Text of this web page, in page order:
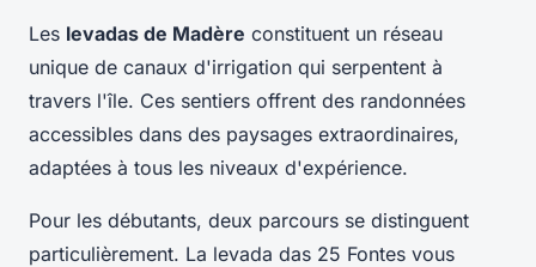
Les levadas de Madère constituent un réseau
unique de canaux d'irrigation qui serpentent à
travers l'île. Ces sentiers offrent des randonnées
accessibles dans des paysages extraordinaires,
adaptées à tous les niveaux d'expérience.
Pour les débutants, deux parcours se distinguent
particulièrement. La levada das 25 Fontes vous